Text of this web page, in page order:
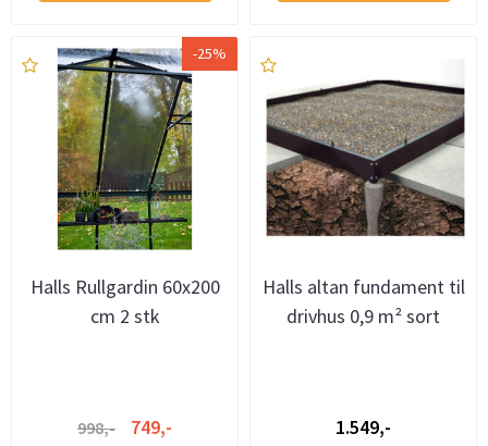
-25%
Halls Rullgardin 60x200
cm 2 stk
998,- 749,-
Halls altan fundament til
drivhus 0,9 m² sort
1.549,-